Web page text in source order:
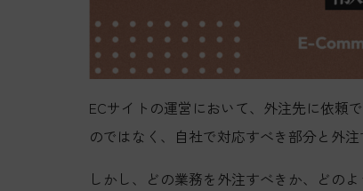
ECサイトの運営において、外注先に依頼
のではなく、自社で対応すべき部分と外
しかし、どの業務を外注すべきか、どの